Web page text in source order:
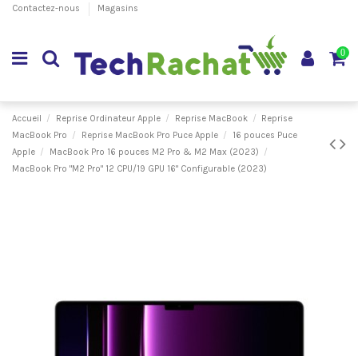
Contactez-nous Magasins
0
Accueil Reprise Ordinateur Apple Reprise MacBook
Reprise
MacBook Pro
Reprise MacBook Pro Puce Apple
16 pouces Puce
Apple
MacBook Pro 16 pouces M2 Pro & M2 Max (2023)
MacBook Pro "M2 Pro" 12 CPU/19 GPU 16" Configurable (2023)